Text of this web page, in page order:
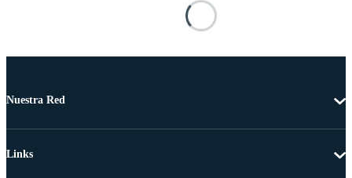
Nuestra Red
Links